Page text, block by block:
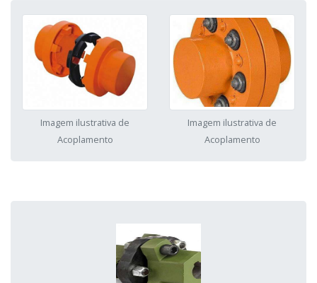
Imagem ilustrativa de
Acoplamento
Imagem ilustrativa de
Acoplamento